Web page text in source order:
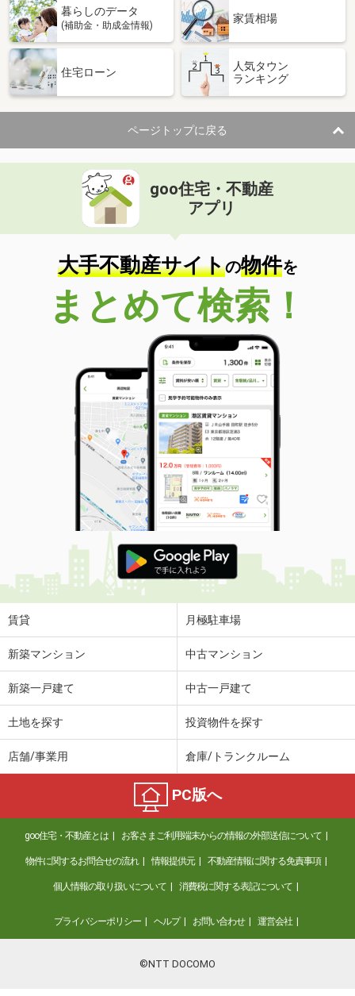
暮らしのデータ
(補助金・助成金情報)
家賃相場
住宅ローン
人気タウン
ランキング
ページトップに戻る
goo住宅・不動産
アプリ
大手不動産サイトの物件を
まとめて検索！
賃貸 月極駐車場
新築マンション 中古マンション
新築一戸建て 中古一戸建て
土地を探す 投資物件を探す
店舗/事業用 倉庫/トランクルーム
PC版へ
goo住宅・不動産とは お客さまご利用端末からの情報の外部送信について
物件に関するお問合せの流れ 情報提供元 不動産情報に関する免責事項
個人情報の取り扱いについて 消費税に関する表記について
プライバシーポリシー ヘルプ お問い合わせ 運営会社
©NTT DOCOMO